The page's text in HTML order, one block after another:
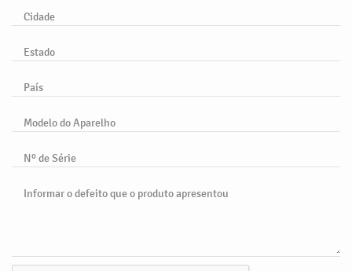
Cidade
Estado
País
Modelo do Aparelho
Nº de Série
Informar o defeito que o produto apresentou